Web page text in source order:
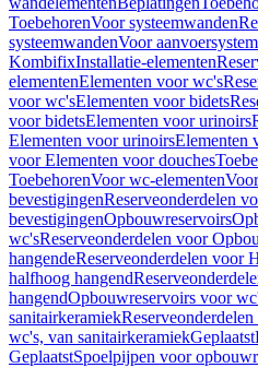
ToebehorenVoor systeemwanden
systeemwandenVoor
KombifixInstallatie-elementen
elementenElementen voor wc's
voor wc'sElementen voor bidets
voor bidetsElementen voor urinoirs
Elementen voor urinoirsElementen
voor Elementen voor douches
ToebehorenVoor wc-elementenVoor
bevestigingenReserveonderdelen
bevestigingenOpbouwreservoirs
wc'sReserveonderdelen voor
hangendeReserveonderdelen voor
halfhoog hangend
hangendOpbouwreservoirs voor
sanitairkeramiek
wc's, van sanitairkeramiekGeplaatst
GeplaatstSpoelpijpen voor